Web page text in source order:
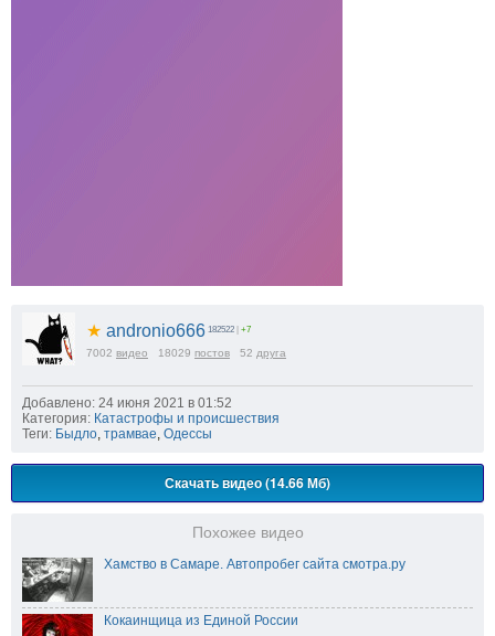
★ andronio666 182522 | +7
7002 видео 18029 постов 52 друга
Добавлено: 24 июня 2021 в 01:52
Категория: Катастрофы и происшествия
Теги: Быдло трамвае Одессы
Скачать видео (14.66 Мб)
Похожее видео
Хамство в Самаре. Автопробег сайта смотра.ру
Кокаинщица из Единой России